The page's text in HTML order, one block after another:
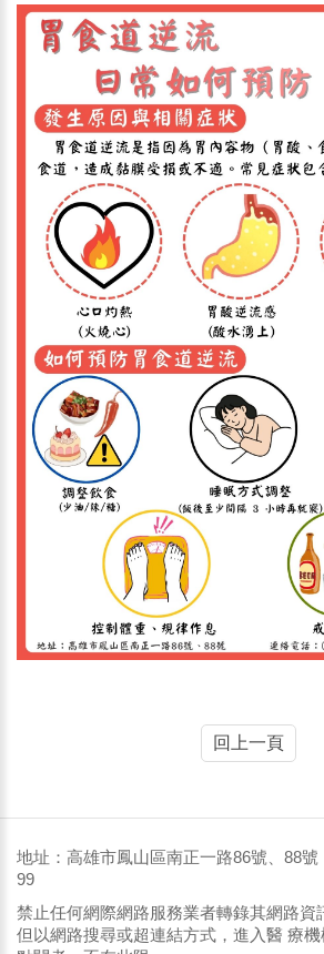
回上一頁
地址：高雄市鳳山區南正一路86號、
99
禁止任何網際網路服務業者轉錄其網路資
但以網路搜尋或超連結方式，進入醫 療